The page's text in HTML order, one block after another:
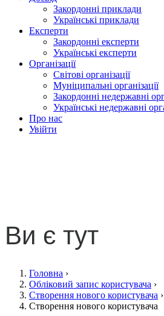
Закордонні приклади
Українські приклади
Експерти
Закордонні експерти
Українські експерти
Організації
Світові організації
Муніципальні організації
Закордонні недержавні
Українські недержавні
Про нас
Увійти
Ви є тут
Головна ›
Обліковий запис користувача ›
Створення нового користувача ›
Створення нового користувача